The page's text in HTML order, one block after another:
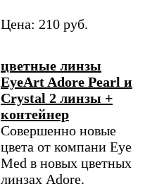
Цена: 210 руб.
цветные линзы
EyeArt Adore Pearl и
Crystal 2 линзы +
контейнер
Совершенно новые
цвета от компани Eye
Med в новых цветных
линзах Adore.